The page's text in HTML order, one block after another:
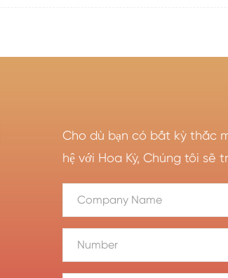
Cho dù bạn có bất kỳ thắc
hệ với Hoa Kỳ, Chúng tôi sẽ